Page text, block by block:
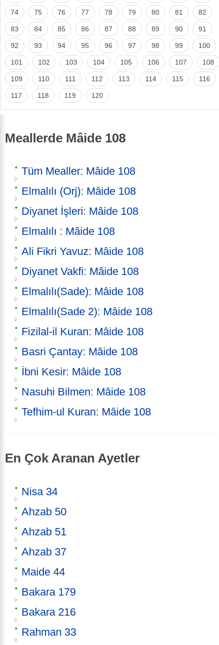
74 75 76 77 78 79 80 81 82
83 84 85 86 87 88 89 90 91
92 93 94 95 96 97 98 99 100
101 102 103 104 105 106 107 108
109 110 111 112 113 114 115 116
117 118 119 120
Meallerde Mâide 108
Tüm Mealler: Mâide 108
Elmalılı (Orj): Mâide 108
Diyanet İşleri: Mâide 108
Elmalılı : Mâide 108
Ali Fikri Yavuz: Mâide 108
Diyanet Vakfi: Mâide 108
Elmalılı(Sade): Mâide 108
Elmalılı(Sade 2): Mâide 108
Fizilal-il Kuran: Mâide 108
Basri Çantay: Mâide 108
İbni Kesir: Mâide 108
Nasuhi Bilmen: Mâide 108
Tefhim-ul Kuran: Mâide 108
En Çok Aranan Ayetler
Nisa 34
Ahzab 50
Ahzab 51
Ahzab 37
Maide 44
Bakara 179
Bakara 216
Rahman 33